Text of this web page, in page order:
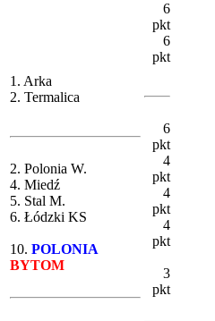
1. Arka
2. Termalica
2. Polonia W.
4. Miedź
5. Stal M.
6. Łódzki KS
10. POLONIA
BYTOM
6
pkt
6
pkt
6
pkt
4
pkt
4
pkt
4
pkt
3
pkt